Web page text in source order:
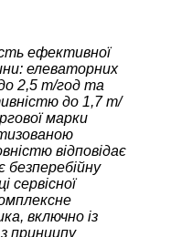
ефективної
елеваторних
до 2,5 т/год та
до 1,7 т/
марки
відповідає
безперебійну
сервісної
включно із
принципу